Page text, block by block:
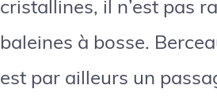
cristallines, il n’est pas
baleines à bosse.
est par ailleurs un